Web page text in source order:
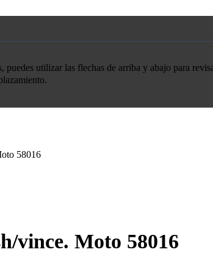
puedes utilizar las flechas de arriba y abajo para
58016
vince. Moto 58016